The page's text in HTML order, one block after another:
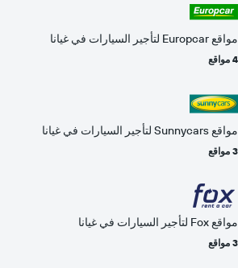
مواقع Europcar لتأجير السيارات في غيانا
4 مواقع
مواقع Sunnycars لتأجير السيارات في غيانا
3 مواقع
مواقع Fox لتأجير السيارات في غيانا
3 مواقع